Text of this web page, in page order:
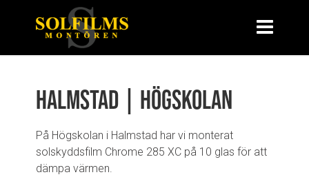
Halmstad | Högskolan
På Högskolan i Halmstad har vi monterat
solskyddsfilm Chrome 285 XC på 10 glas för att
dämpa värmen.